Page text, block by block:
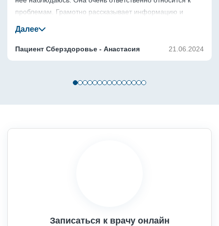
проблемам. Грамотно рассказывает информацию и
приятна в общении.
Пациент Сберздоровье - Анастасия
21.06.2024
Записаться к врачу онлайн